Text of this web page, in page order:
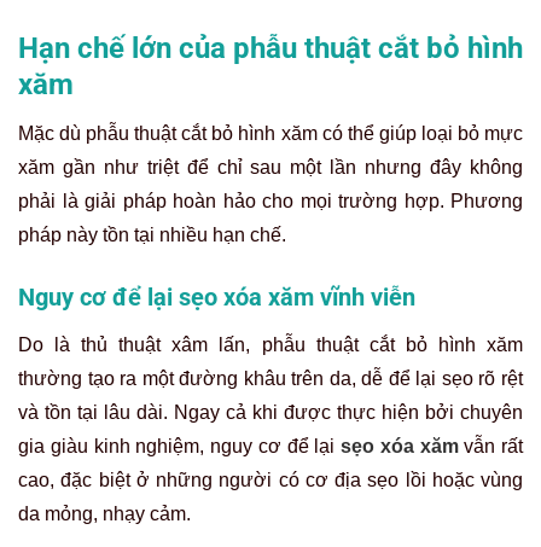
Hạn chế lớn của phẫu thuật cắt bỏ hình
xăm
Mặc dù phẫu thuật cắt bỏ hình xăm có thể giúp loại bỏ mực
xăm gần như triệt để chỉ sau một lần nhưng đây không
phải là giải pháp hoàn hảo cho mọi trường hợp. Phương
pháp này tồn tại nhiều hạn chế.
Nguy cơ để lại sẹo xóa xăm vĩnh viễn
Do là thủ thuật xâm lấn, phẫu thuật cắt bỏ hình xăm
thường tạo ra một đường khâu trên da, dễ để lại sẹo rõ rệt
và tồn tại lâu dài. Ngay cả khi được thực hiện bởi chuyên
gia giàu kinh nghiệm, nguy cơ để lại sẹo xóa xămvẫn rất
cao, đặc biệt ở những người có cơ địa sẹo lồi hoặc vùng
da mỏng, nhạy cảm.